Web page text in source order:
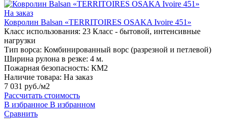
На заказ
Ковролин Balsan «TERRITOIRES OSAKA Ivoire 451»
Класс использования: 23 Класс - бытовой, интенсивные
нагрузки
Тип ворса: Комбинированный ворс (разрезной и петлевой)
Ширина рулона в резке: 4 м.
Пожарная безопасность: КМ2
Наличие товара: На заказ
7 031 руб./м2
Рассчитать стоимость
В избранное В избранном
Сравнить